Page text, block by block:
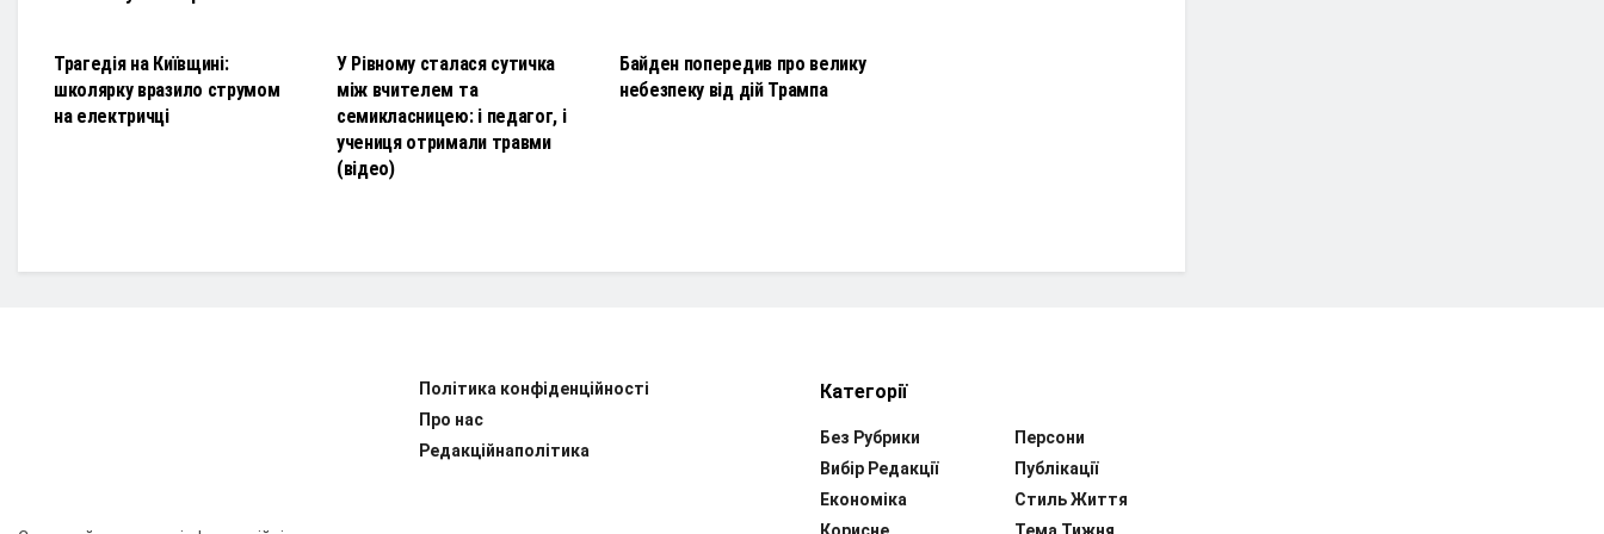
Трагедія на Київщині:
школярку вразило струмом
на електричці
У Рівному сталася сутичка
між вчителем та
семикласницею: і педагог, і
учениця отримали травми
(відео)
Байден попередив про велику
небезпеку від дій Трампа
Політика конфіденційності
Про нас
Редакційнаполітика
Категорії
Без Рубрики
Вибір Редакції
Економіка
Персони
Публікації
Стиль Життя